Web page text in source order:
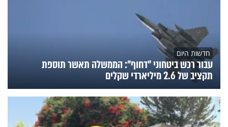
חדשות היום
עבור רכש ביטחוני "דחוף": הממשלה תאשר תוספת
תקציב של 2.6 מיליארדי שקלים